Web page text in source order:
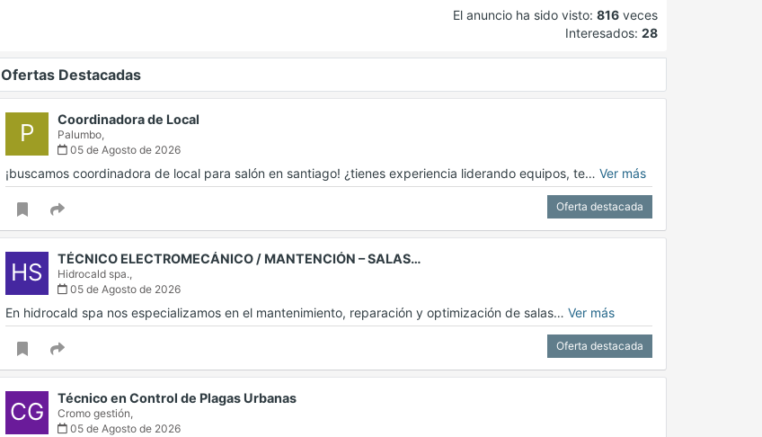
El anuncio ha sido visto: 816 veces
Interesados: 28
Ofertas Destacadas
P Coordinadora de Local
Palumbo,
05 de Agosto de 2026
¡buscamos coordinadora de local para salón en santiago! ¿tienes experiencia liderando equipos, te… Ver más
Oferta destacada
HS TÉCNICO ELECTROMECÁNICO / MANTENCIÓN – SALAS…
Hidrocald spa.,
05 de Agosto de 2026
En hidrocald spa nos especializamos en el mantenimiento, reparación y optimización de salas… Ver más
Oferta destacada
CG Técnico en Control de Plagas Urbanas
Cromo gestión,
05 de Agosto de 2026